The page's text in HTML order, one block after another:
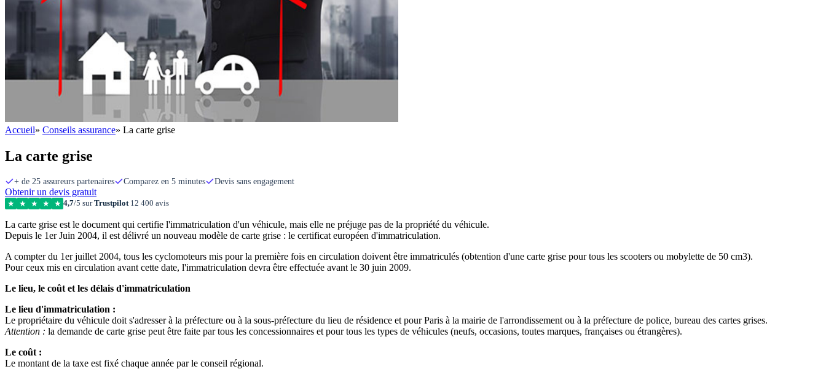
Accueil» Conseils assurance» La carte grise
La carte grise
+ de 25 assureurs partenaires Comparez en 5 minutes Devis sans engagement
Obtenir un devis gratuit
★ ★ ★ ★ ★ 4,7/5 surTrustpilot12 400 avis
La carte grise est le document qui certifie l'immatriculation d'un véhicule, mais elle ne préjuge pas de la propriété du véhicule.
Depuis le 1er Juin 2004, il est délivré un nouveau modèle de carte grise : le certificat européen d'immatriculation.
A compter du 1er juillet 2004, tous les cyclomoteurs mis pour la première fois en circulation doivent être immatriculés (obtention d'une carte grise pour tous les scooters ou mobylette de 50 cm3).
Pour ceux mis en circulation avant cette date, l'immatriculation devra être effectuée avant le 30 juin 2009.
Le lieu, le coût et les délais d'immatriculation
Le lieu d'immatriculation :
Le propriétaire du véhicule doit s'adresser à la préfecture ou à la sous-préfecture du lieu de résidence et pour Paris à la mairie de l'arrondissement ou à la préfecture de police, bureau des cartes grises.
Attention : la demande de carte grise peut être faite par tous les concessionnaires et pour tous les types de véhicules (neufs, occasions, toutes marques, françaises ou étrangères).
Le coût :
Le montant de la taxe est fixé chaque année par le conseil régional.